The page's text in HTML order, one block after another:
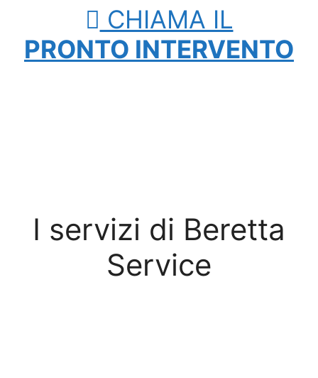
CHIAMA IL
PRONTO INTERVENTO
I servizi di Beretta
Service